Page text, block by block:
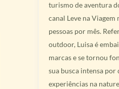
turismo de aventura
canal Leve na Viagem
pessoas por mês.
outdoor, Luisa é
marcas e se tornou
sua busca intensa por
experiências na